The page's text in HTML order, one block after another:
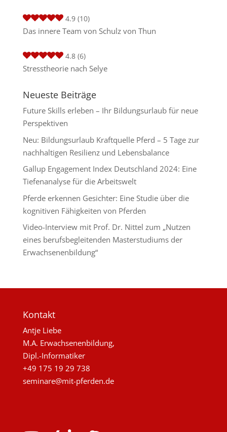
4.9 (10)
Das innere Team von Schulz von Thun
4.8 (6)
Stresstheorie nach Selye
Neueste Beiträge
Future Skills erleben – Ihr Bildungsurlaub für neue
Perspektiven
Neu: Bildungsurlaub Kraftquelle Pferd – 5 Tage zur
nachhaltigen Resilienz und Lebensbalance
Gallup Engagement Index Deutschland 2024: Eine
Tiefenanalyse für die Arbeitswelt
Pferde erkennen Gesichter: Eine Studie über die
kognitiven Fähigkeiten von Pferden
Video-Interview mit Prof. Dr. Nittel zum „Nutzen
eines berufsbegleitenden Masterstudiums der
Erwachsenenbildung“
Kontakt
Antje Liebe
M.A. Erwachsenenbildung,
Dipl.-Informatiker
+49 175 19 29 738
seminare@mit-pferden.de